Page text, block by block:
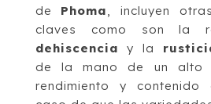
de Phoma, incluyen
claves como son la
dehiscencia y la
de la mano de un alto
rendimiento y contenido